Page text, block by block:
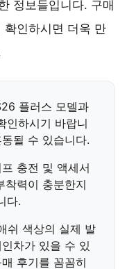
정보들입니다. 구매
확인하시면 더욱 만
플러스 모델과
인하시기 바랍니
될 수 있습니다.
충전 및 액세서
착력이 충분한지
다.
쉬 색상의 실제 발
차가 있을 수 있
후기를 꼼꼼히